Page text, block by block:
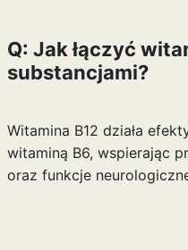
Q: Jak łączyć
substancjami?
Witamina B12 działa
witaminą B6, wspierając
oraz funkcje